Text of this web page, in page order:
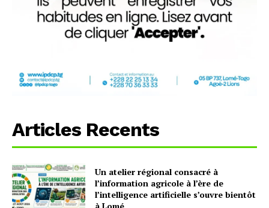
Articles Recents
Un atelier régional consacré à
l’information agricole à l’ère de
l’intelligence artificielle s’ouvre bientôt